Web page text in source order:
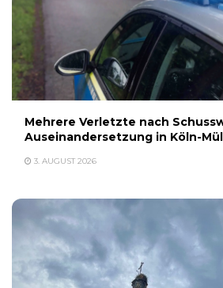
Mehrere Verletzte nach
Auseinandersetzung in Köln-
3. AUGUST 2026